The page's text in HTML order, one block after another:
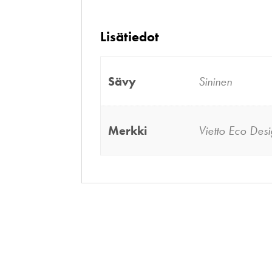
Lisätiedot
Sävy Sininen
Merkki Vietto Eco